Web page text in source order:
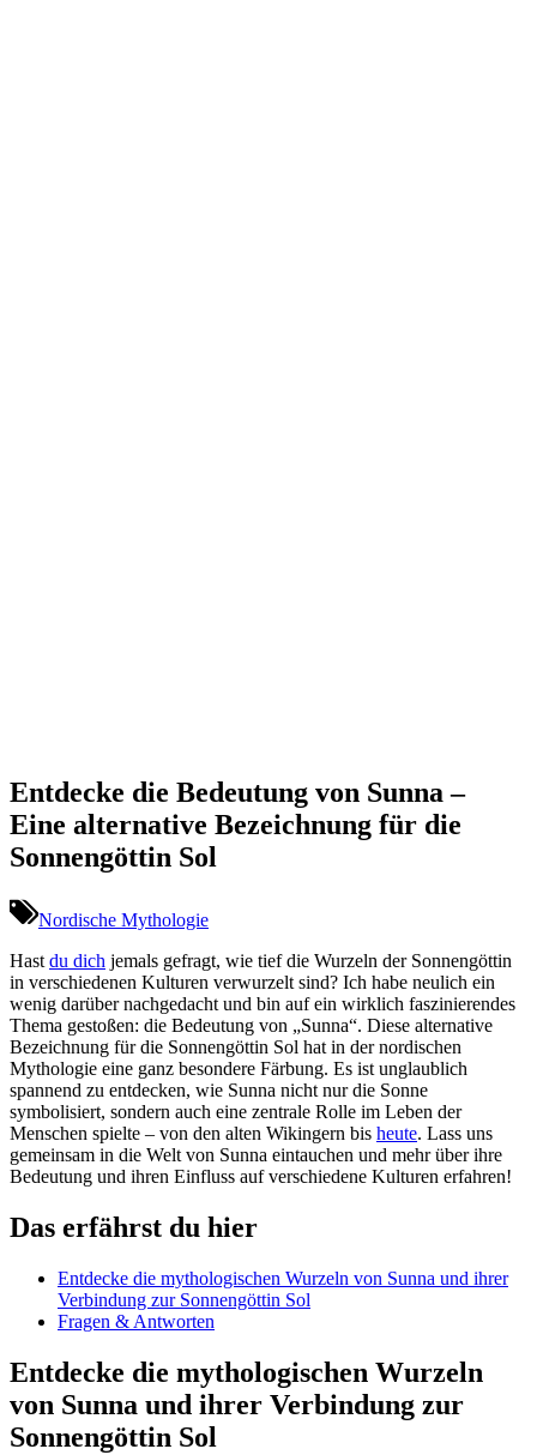
Entdecke die Bedeutung von Sunna –
Eine alternative Bezeichnung für die
Sonnengöttin Sol
Nordische Mythologie
Hast ⁤ du dich jemals gefragt, wie tief die Wurzeln ⁤der Sonnengöttin⁢
in verschiedenen Kulturen​ verwurzelt sind? Ich habe neulich​ ein
wenig darüber nachgedacht und bin ⁤auf ein wirklich faszinierendes
Thema gestoßen: die Bedeutung von „Sunna“.⁣ Diese alternative
Bezeichnung für die⁣ Sonnengöttin Sol hat in der nordischen
Mythologie eine ganz besondere Färbung. Es ist unglaublich
spannend zu entdecken, ‍wie Sunna nicht nur die Sonne
symbolisiert, sondern‌ auch‌ eine zentrale Rolle im Leben der
Menschen spielte ‍– von den alten Wikingern bis heute. Lass uns
gemeinsam in die‍ Welt von Sunna eintauchen und mehr​ über ihre
Bedeutung und ihren Einfluss auf verschiedene Kulturen erfahren!
Das erfährst du hier
Entdecke die mythologischen Wurzeln von Sunna und ihrer
Verbindung zur Sonnengöttin Sol
Fragen &⁢ Antworten
Entdecke die mythologischen‌ Wurzeln ​
von Sunna und ihrer Verbindung zur
Sonnengöttin Sol